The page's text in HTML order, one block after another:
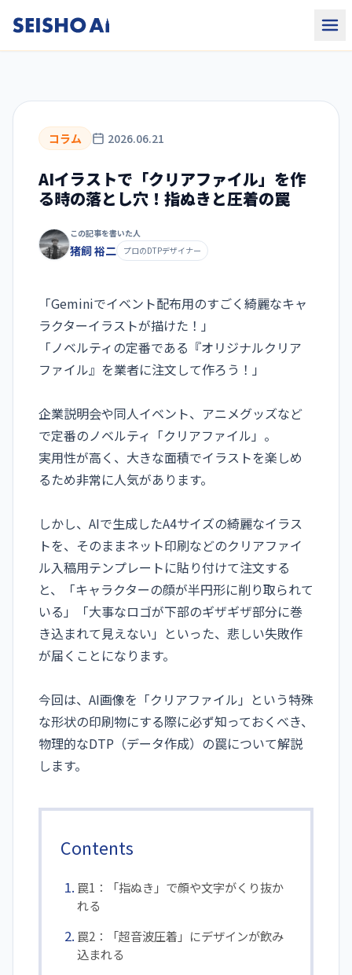
コラム 2026.06.21
AIイラストで「クリアファイル」を作
る時の落とし穴！指ぬきと圧着の罠
この記事を書いた人
猪飼 裕二 プロのDTPデザイナー
「Geminiでイベント配布用のすごく綺麗なキャ
ラクターイラストが描けた！」
「ノベルティの定番である『オリジナルクリア
ファイル』を業者に注文して作ろう！」
企業説明会や同人イベント、アニメグッズなど
で定番のノベルティ「クリアファイル」。
実用性が高く、大きな面積でイラストを楽しめ
るため非常に人気があります。
しかし、AIで生成したA4サイズの綺麗なイラス
トを、そのままネット印刷などのクリアファイ
ル入稿用テンプレートに貼り付けて注文する
と、「キャラクターの顔が半円形に削り取られて
いる」「大事なロゴが下部のギザギザ部分に巻
き込まれて見えない」といった、悲しい失敗作
が届くことになります。
今回は、AI画像を「クリアファイル」という特殊
な形状の印刷物にする際に必ず知っておくべき、
物理的なDTP（データ作成）の罠について解説
します。
Contents
罠1：「指ぬき」で顔や文字がくり抜か
れる
罠2：「超音波圧着」にデザインが飲み
込まれる